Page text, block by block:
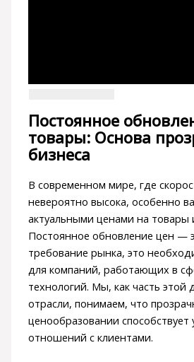
Постоянное
товары: Основа
бизнеса
В современном мире, где
невероятно высока, особенно
актуальными ценами на товары
Постоянное обновление цен —
требование рынка, это
для компаний, работающих в
технологий. Мы, как часть этой
отрасли, понимаем, что
ценообразовании способствует
отношений с клиентами.